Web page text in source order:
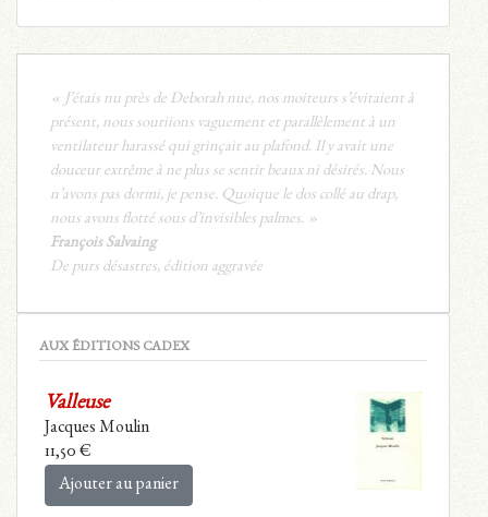
« J’étais nu près de Deborah nue, nos moiteurs s’évitaient à
présent, nous souriions vaguement et parallèlement à un
ventilateur harassé qui grinçait au plafond. Il y avait une
douceur extrême à ne plus se sentir beaux ni désirés. Nous
n’avons pas dormi, je pense. Quoique le dos collé au drap,
nous avons flotté sous d’invisibles palmes. »
François Salvaing
De purs désastres, édition aggravée
AUX ÉDITIONS CADEX
Valleuse
Jacques Moulin
11,50 €
Ajouter au panier